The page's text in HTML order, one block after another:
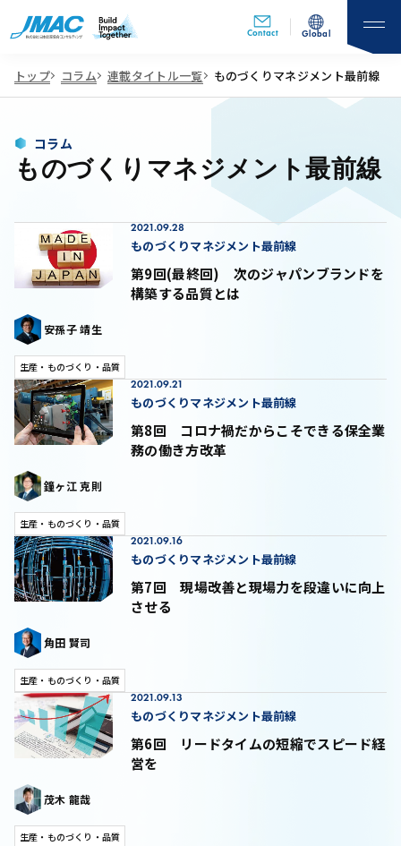
Contact Global
トップ コラム 連載タイトル一覧 ものづくりマネジメント最前線
コラム
ものづくりマネジメント最前線
第9回(最終回) 次のジャパンブランドを
構築する品質とは
2021.09.28
ものづくりマネジメント最前線
安孫子 靖生
生産・ものづくり・品質
第8回 コロナ禍だからこそできる保全業
務の働き方改革
2021.09.21
ものづくりマネジメント最前線
鐘ヶ江 克則
生産・ものづくり・品質
第7回 現場改善と現場力を段違いに向上
させる
2021.09.16
ものづくりマネジメント最前線
角田 賢司
生産・ものづくり・品質
第6回 リードタイムの短縮でスピード経
営を
2021.09.13
ものづくりマネジメント最前線
茂木 龍哉
生産・ものづくり・品質